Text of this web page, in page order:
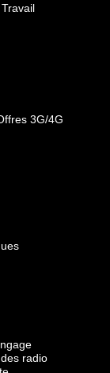
Travail
3G/4G
radio